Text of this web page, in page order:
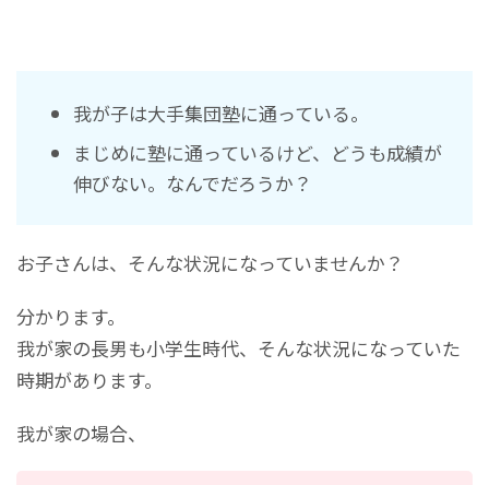
我が子は大手集団塾に通っている。
まじめに塾に通っているけど、どうも成績が
伸びない。なんでだろうか？
お子さんは、そんな状況になっていませんか？
分かります。
我が家の長男も小学生時代、そんな状況になっていた
時期があります。
我が家の場合、